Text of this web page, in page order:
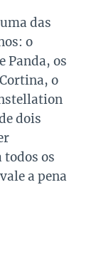
das
o
Panda, os
o
dois
os
a pena